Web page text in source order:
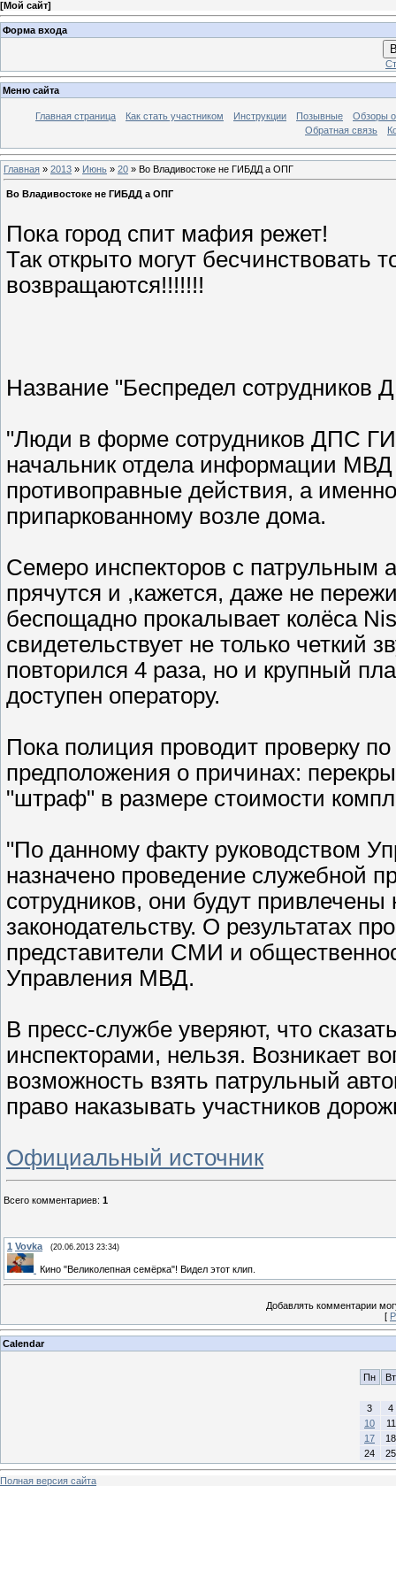
[Мой сайт]
Форма входа
Меню сайта
Главная страница Как стать участником Инструкции Позывные
Обзоры
Обратная связь
Главная » 2013 » Июнь » 20 » Во Владивостоке не ГИБДД а ОПГ
Во Владивостоке не ГИБДД а ОПГ
Пока город спит мафия режет!
Так открыто могут бесчинствовать
возвращаются!!!!!!!
Название "Беспредел сотрудников
"Люди в форме сотрудников ДПС
начальник отдела информации
противоправные действия, а
припаркованному возле дома.
Семеро инспекторов с
прячутся и ,кажется, даже не
беспощадно прокалывает колёса
свидетельствует не только четкий
повторился 4 раза, но и крупный
доступен оператору.
Пока полиция проводит проверку
предположения о причинах:
"штраф" в размере стоимости
"По данному факту руководством
назначено проведение служебной
сотрудников, они будут
законодательству. О результатах
представители СМИ и
Управления МВД.
В пресс-службе уверяют, что
инспекторами, нельзя. Возникает
возможность взять патрульный
право наказывать участников
Официальный источник
Всего комментариев: 1
1 Vovka (20.06.2013 23:34)
Кино "Великолепная семёрка"! Видел этот клип.
Добавлять комментарии
[
Calendar
Пн Вт
3
4
10
11
17
18
24
25
Полная версия сайта